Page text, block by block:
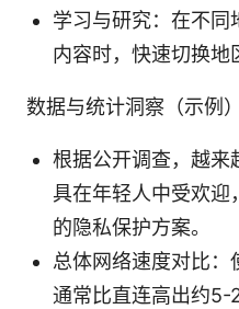
学习与研究：在不同
内容时，快速切换地
数据与统计洞察（示例）
根据公开调查，越来
具在年轻人中受欢迎
的隐私保护方案。
总体网络速度对比：
通常比直连高出约5-